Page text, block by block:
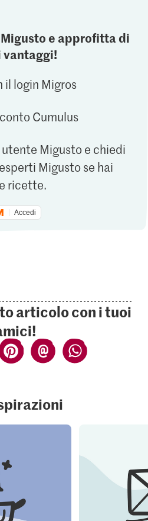
e approfitta di
il login Migros
Cumulus
Migusto e chiedi
Migusto se hai
ricette.
Accedi
articolo con i tuoi